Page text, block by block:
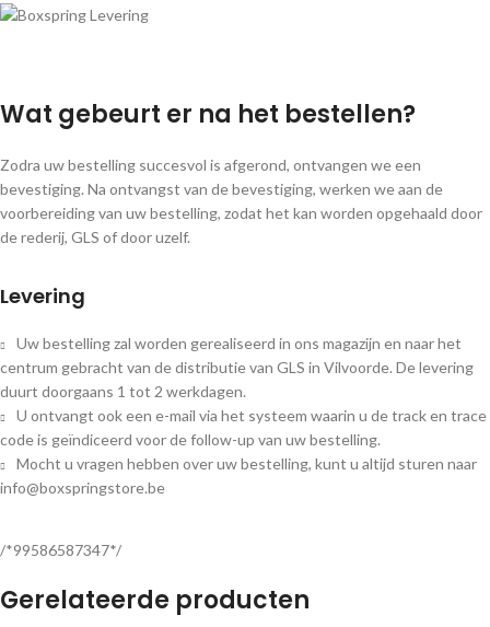
Wat gebeurt er na het bestellen?
Zodra uw bestelling succesvol is afgerond, ontvangen we een
bevestiging. Na ontvangst van de bevestiging, werken we aan de
voorbereiding van uw bestelling, zodat het kan worden opgehaald door
de rederij, GLS of door uzelf.
Levering
Uw bestelling zal worden gerealiseerd in ons magazijn en naar het
centrum gebracht van de distributie van GLS in Vilvoorde. De levering
duurt doorgaans 1 tot 2 werkdagen.
U ontvangt ook een e-mail via het systeem waarin u de track en trace
code is geïndiceerd voor de follow-up van uw bestelling.
Mocht u vragen hebben over uw bestelling, kunt u altijd sturen naar
info@boxspringstore.be
/*99586587347*/
Gerelateerde producten